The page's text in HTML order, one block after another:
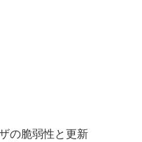
の脆弱性と更新